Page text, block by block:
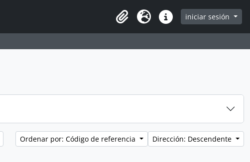
Clipboard
Idioma Enlaces rápidos
iniciar sesión
Ordenar por: Código de referencia Dirección: Descendente